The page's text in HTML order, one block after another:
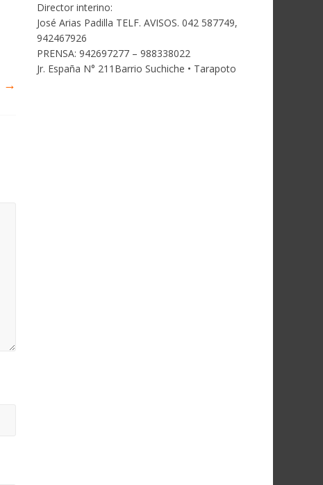
→
Director interino:
José Arias Padilla TELF. AVISOS. 042 587749,
942467926
PRENSA: 942697277 – 988338022
Jr. España N° 211Barrio Suchiche • Tarapoto